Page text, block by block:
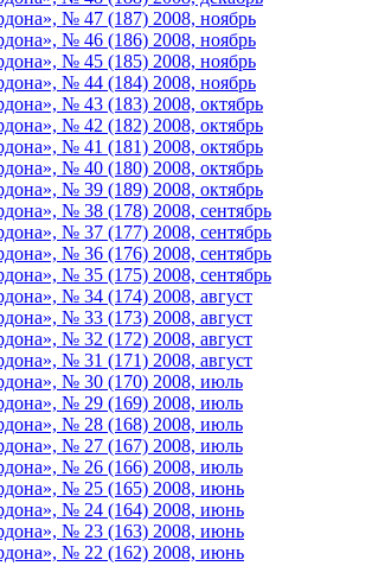
№ 47 (187) 2008, ноябрь
№ 46 (186) 2008, ноябрь
№ 45 (185) 2008, ноябрь
№ 44 (184) 2008, ноябрь
№ 43 (183) 2008, октябрь
№ 42 (182) 2008, октябрь
№ 41 (181) 2008, октябрь
№ 40 (180) 2008, октябрь
№ 39 (189) 2008, октябрь
№ 38 (178) 2008, сентябрь
№ 37 (177) 2008, сентябрь
№ 36 (176) 2008, сентябрь
№ 35 (175) 2008, сентябрь
№ 34 (174) 2008, август
№ 33 (173) 2008, август
№ 32 (172) 2008, август
№ 31 (171) 2008, август
№ 30 (170) 2008, июль
№ 29 (169) 2008, июль
№ 28 (168) 2008, июль
№ 27 (167) 2008, июль
№ 26 (166) 2008, июль
№ 25 (165) 2008, июнь
№ 24 (164) 2008, июнь
№ 23 (163) 2008, июнь
№ 22 (162) 2008, июнь